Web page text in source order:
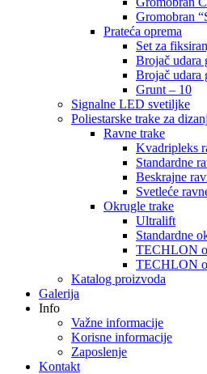
Gromobran
Prateća oprema
Set za
Brojač udara
Brojač
Grunt – 10
Signalne LED svetiljke
Poliestarske trake za
Ravne trake
Kvadripleks
Standardne
Beskrajne
Svetleće
Okrugle trake
Ultralift
Standardne
TECHLON
TECHLON
Katalog proizvoda
Galerija
Info
Važne informacije
Korisne informacije
Zaposlenje
Kontakt